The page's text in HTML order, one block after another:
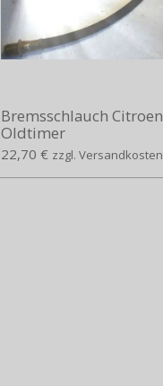
Bremsschlauch Citroen
Oldtimer
22,70 € zzgl. Versandkosten